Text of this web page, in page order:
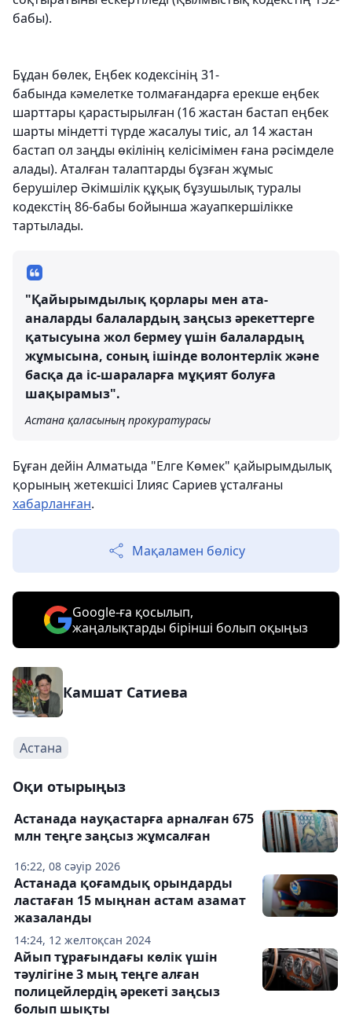
бабы).
Бұдан бөлек, Еңбек кодексінің 31-
бабында кәмелетке толмағандарға ерекше еңбек
шарттары қарастырылған (16 жастан бастап еңбек
шарты міндетті түрде жасалуы тиіс, ал 14 жастан
бастап ол заңды өкілінің келісімімен ғана рәсімделе
алады). Аталған талаптарды бұзған жұмыс
берушілер Әкімшілік құқық бұзушылық туралы
кодекстің 86-бабы бойынша жауапкершілікке
тартылады.
"Қайырымдылық қорлары мен ата-
аналарды балалардың заңсыз әрекеттерге
қатысуына жол бермеу үшін балалардың
жұмысына, соның ішінде волонтерлік және
басқа да іс-шараларға мұқият болуға
шақырамыз".
Астана қаласының прокуратурасы
Бұған дейін Алматыда "Елге Көмек" қайырымдылық
қорының жетекшісі Ілияс Сариев ұсталғаны
хабарланған.
Мақаламен бөлісу
Google-ға қосылып,
жаңалықтарды бірінші болып оқыңыз
Камшат Сатиева
Астана
Оқи отырыңыз
16:22, 08 сәуір 2026
Астанада науқастарға арналған 675
млн теңге заңсыз жұмсалған
14:24, 12 желтоқсан 2024
Астанада қоғамдық орындарды
ластаған 15 мыңнан астам азамат
жазаланды
Айып тұрағындағы көлік үшін
тәулігіне 3 мың теңге алған
полицейлердің әрекеті заңсыз
болып шықты